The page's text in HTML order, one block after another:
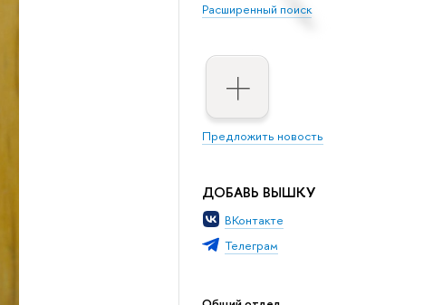
Расширенный поиск
Предложить новость
ДОБАВЬ ВЫШКУ
ВКонтакте
Телеграм